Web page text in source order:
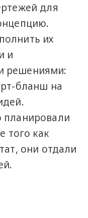
для
их
и
решениями:
бланш на
планировали
того как
они отдали